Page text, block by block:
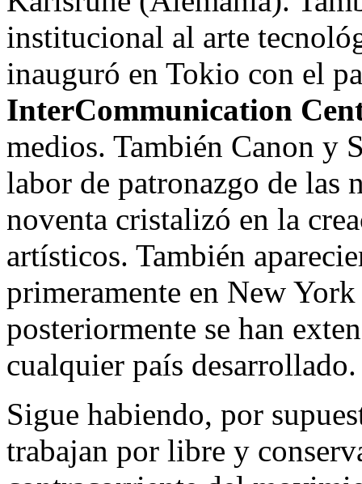
institucional al arte
inauguró en Tokio con el
InterCommunication
medios. También Canon y
labor de patronazgo de las
noventa cristalizó en la
artísticos. También
primeramente en New
posteriormente se han
cualquier país desarrollado.
Sigue habiendo, por
trabajan por libre y